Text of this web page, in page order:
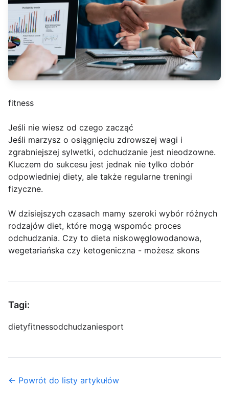
fitness
Jeśli nie wiesz od czego zacząć
Jeśli marzysz o osiągnięciu zdrowszej wagi i
zgrabniejszej sylwetki, odchudzanie jest nieodzowne.
Kluczem do sukcesu jest jednak nie tylko dobór
odpowiedniej diety, ale także regularne treningi
fizyczne.
W dzisiejszych czasach mamy szeroki wybór różnych
rodzajów diet, które mogą wspomóc proces
odchudzania. Czy to dieta niskowęglowodanowa,
wegetariańska czy ketogeniczna - możesz skons
Tagi:
dietyfitnessodchudzaniesport
← Powrót do listy artykułów